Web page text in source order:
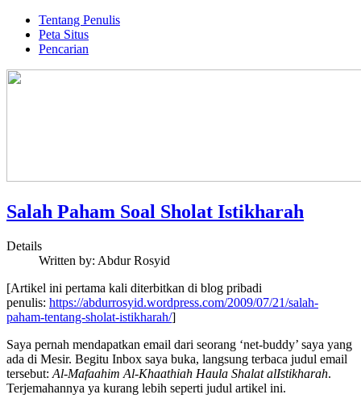
Tentang Penulis
Peta Situs
Pencarian
Salah Paham Soal Sholat Istikharah
Details
Written by: Abdur Rosyid
[Artikel ini pertama kali diterbitkan di blog pribadi
penulis: https://abdurrosyid.wordpress.com/2009/07/21/salah-
paham-tentang-sholat-istikharah/]
Saya pernah mendapatkan email dari seorang ‘net-buddy’ saya yang
ada di Mesir. Begitu Inbox saya buka, langsung terbaca judul email
tersebut: Al-Mafaahim Al-Khaathiah Haula Shalat alIstikharah.
Terjemahannya ya kurang lebih seperti judul artikel ini.